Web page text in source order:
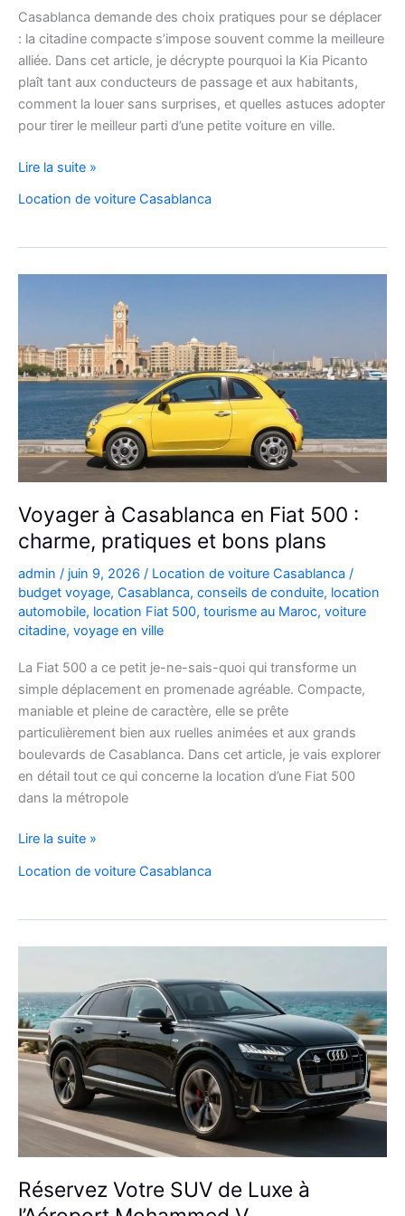
Casablanca demande des choix pratiques pour se déplacer
: la citadine compacte s’impose souvent comme la meilleure
alliée. Dans cet article, je décrypte pourquoi la Kia Picanto
plaît tant aux conducteurs de passage et aux habitants,
comment la louer sans surprises, et quelles astuces adopter
pour tirer le meilleur parti d’une petite voiture en ville.
louez
Kia
Picanto
vos
déplacements
Lire la suite »
Location de voiture Casablanca
Voyager à Casablanca en Fiat 500 :
charme, pratiques et bons plans
admin / juin 9, 2026 / Location de voiture Casablanca /
budget voyage, Casablanca, conseils de conduite, location
automobile, location Fiat 500, tourisme au Maroc, voiture
citadine, voyage en ville
La Fiat 500 a ce petit je-ne-sais-quoi qui transforme un
simple déplacement en promenade agréable. Compacte,
maniable et pleine de caractère, elle se prête
particulièrement bien aux ruelles animées et aux grands
boulevards de Casablanca. Dans cet article, je vais explorer
en détail tout ce qui concerne la location d’une Fiat 500
dans la métropole
Voyager
Casablanca
Fiat
500
charme,
pratiques
et
bons
plans
Lire la suite »
Location de voiture Casablanca
Réservez Votre SUV de Luxe à